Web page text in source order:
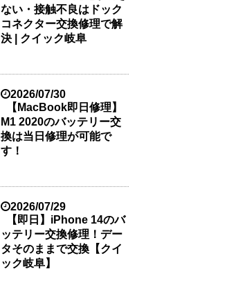
ない・接触不良はドック
コネクター交換修理で解
決 | クイック岐阜
2026/07/30
【MacBook即日修理】
M1 2020のバッテリー交
換は当日修理が可能で
す！
2026/07/29
【即日】iPhone 14のバ
ッテリー交換修理！デー
タそのままで交換【クイ
ック岐阜】